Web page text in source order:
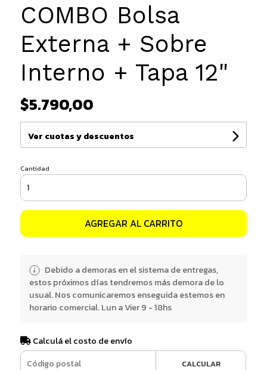
COMBO Bolsa
Externa + Sobre
Interno + Tapa 12"
$5.790,00
Ver cuotas y descuentos
Cantidad
AGREGAR AL CARRITO
Debido a demoras en el sistema de entregas,
estos próximos días tendremos más demora de lo
usual. Nos comunicaremos enseguida estemos en
horario comercial. Lun a Vier 9 - 18hs
Calculá el costo de envío
CALCULAR